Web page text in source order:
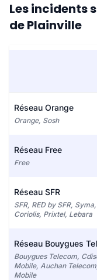
Les incidents
de Plainville
Réseau Orange
Orange, Sosh
Réseau Free
Free
Réseau SFR
SFR, RED by SFR, Syma,
Coriolis, Prixtel, Lebara
Réseau Bouygues
Bouygues Telecom,
Mobile, Auchan
Mobile